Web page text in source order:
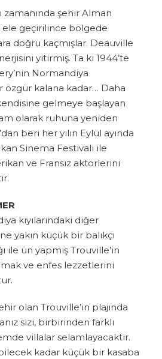
zamanında şehir Alman
ele geçirilince bölgede
doğru kaçmışlar. Deauville
yitirmiş. Ta ki 1944’te
Normandiya
özgür kalana kadar… Daha
gelmeye başlayan
olarak ruhuna yeniden
beri her yılın Eylül ayında
Sinema Festivali ile
ve Fransız aktörlerini
kıyılarındaki diğer
yakın küçük bir balıkçı
ile ün yapmış Trouville’in
ve enfes lezzetlerini
olan Trouville’in plajında
sizi, birbirinden farklı
villalar selamlayacaktır.
kadar küçük bir kasaba